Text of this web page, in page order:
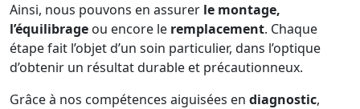
Ainsi, nous pouvons en assurer le montage,
l’équilibrage ou encore le remplacement. Chaque
étape fait l’objet d’un soin particulier, dans l’optique
d’obtenir un résultat durable et précautionneux.
Grâce à nos compétences aiguisées en diagnostic,